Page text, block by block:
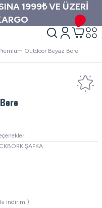
1999₺ VE ÜZERİ
Outdoor Beyaz Bere
ŞAPKA
indirimi)